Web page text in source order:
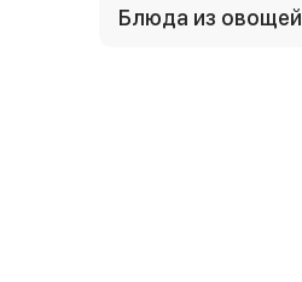
Блюда из овощей